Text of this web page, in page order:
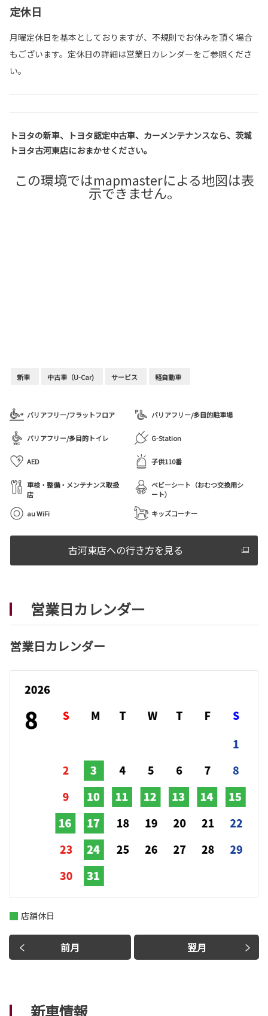
定休日
月曜定休日を基本としておりますが、不規則でお休みを頂く場合
もございます。定休日の詳細は営業日カレンダーをご参照くださ
い。
トヨタの新車、トヨタ認定中古車、カーメンテナンスなら、茨城
トヨタ古河東店におまかせください。
新車 中古車（U-Car) サービス 軽自動車
バリアフリー/フラットフロア バリアフリー/多目的駐車場
バリアフリー/多目的トイレ G-Station
AED 子供110番
車検・整備・メンテナンス取扱
店
ベビーシート（おむつ交換用シ
ート）
au WiFi
キッズコーナー
この環境ではmapmasterによる地図は表
示できません。
古河東店への行き方を見る
営業日カレンダー
営業日カレンダー
前月 翌月
店舗休日
新車情報